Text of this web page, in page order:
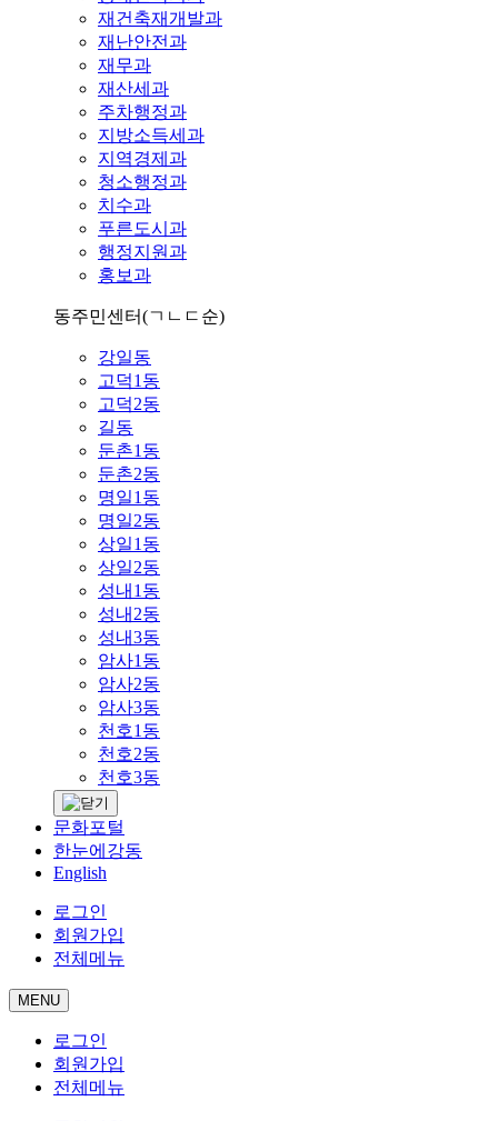
재건축재개발과
재난안전과
재무과
재산세과
주차행정과
지방소득세과
지역경제과
청소행정과
치수과
푸른도시과
행정지원과
홍보과
동주민센터(ㄱㄴㄷ순)
강일동
고덕1동
고덕2동
길동
둔촌1동
둔촌2동
명일1동
명일2동
상일1동
상일2동
성내1동
성내2동
성내3동
암사1동
암사2동
암사3동
천호1동
천호2동
천호3동
문화포털
한눈에강동
English
로그인
회원가입
전체메뉴
MENU
로그인
회원가입
전체메뉴